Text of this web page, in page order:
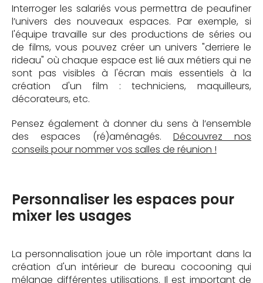
Interroger les salariés vous permettra de peaufiner
l’univers des nouveaux espaces. Par exemple, si
l'équipe travaille sur des productions de séries ou
de films, vous pouvez créer un univers "derriere le
rideau" où chaque espace est lié aux métiers qui ne
sont pas visibles à l'écran mais essentiels à la
création d'un film : techniciens, maquilleurs,
décorateurs, etc.
Pensez également à donner du sens à l’ensemble
des espaces (ré)aménagés. Découvrez nos
conseils pour nommer vos salles de réunion !
Personnaliser les espaces pour
mixer les usages
La personnalisation joue un rôle important dans la
création d'un intérieur de bureau cocooning qui
mélange différentes utilisations. Il est important de